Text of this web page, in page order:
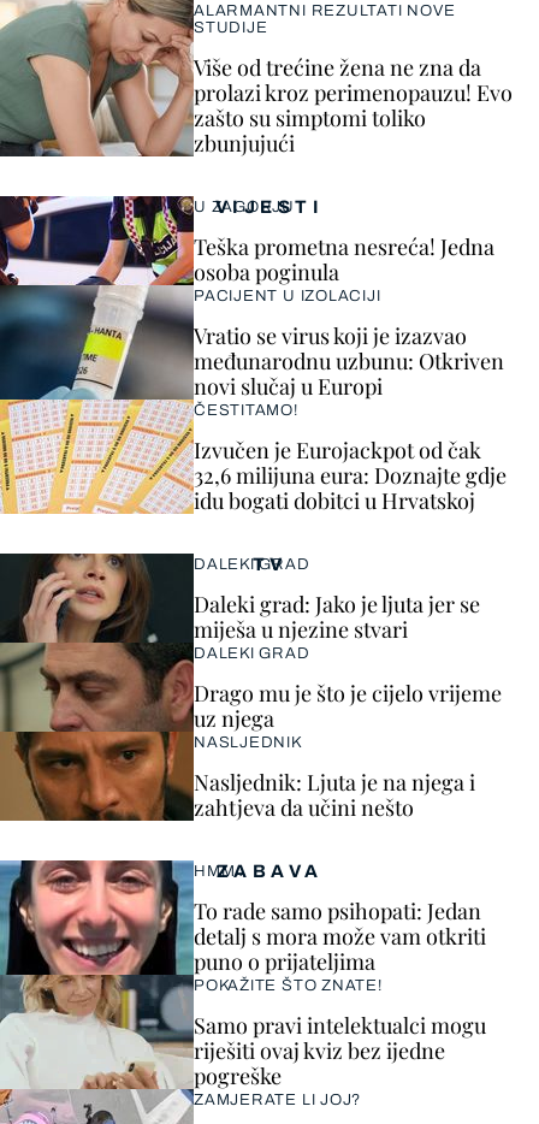
VIJESTI
U ZAGORJU
Teška prometna nesreća! Jedna
osoba poginula
PACIJENT U IZOLACIJI
Vratio se virus koji je izazvao
međunarodnu uzbunu: Otkriven
novi slučaj u Europi
ČESTITAMO!
Izvučen je Eurojackpot od čak
32,6 milijuna eura: Doznajte gdje
idu bogati dobitci u Hrvatskoj
ALARMANTNI REZULTATI NOVE
STUDIJE
Više od trećine žena ne zna da
prolazi kroz perimenopauzu! Evo
zašto su simptomi toliko
zbunjujući
ZABAVA
HMM…
To rade samo psihopati: Jedan
detalj s mora može vam otkriti
puno o prijateljima
POKAŽITE ŠTO ZNATE!
Samo pravi intelektualci mogu
riješiti ovaj kviz bez ijedne
pogreške
ZAMJERATE LI JOJ?
TV
DALEKI GRAD
Daleki grad: Jako je ljuta jer se
miješa u njezine stvari
DALEKI GRAD
Drago mu je što je cijelo vrijeme
uz njega
NASLJEDNIK
Nasljednik: Ljuta je na njega i
zahtjeva da učini nešto